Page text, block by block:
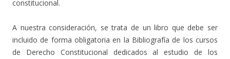
constitucional.
A nuestra consideración, se trata de un libro que debe ser
incluido de forma obligatoria en la Bibliografía de los cursos
de Derecho Constitucional dedicados al estudio de los